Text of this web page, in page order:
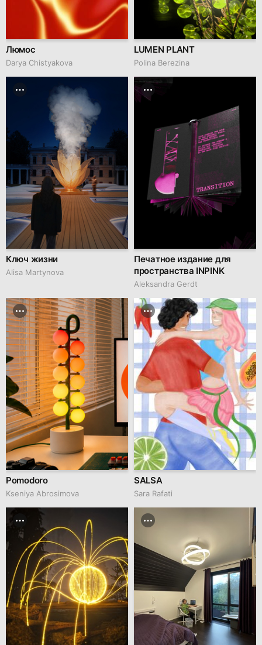
Люмос
Darya Chistyakova
LUMEN PLANT
Polina Berezina
Ключ жизни
Alisa Martynova
Печатное издание для
пространства INPINK
Aleksandra Gerdt
Pomodoro
Kseniya Abrosimova
SALSA
Sara Rafati